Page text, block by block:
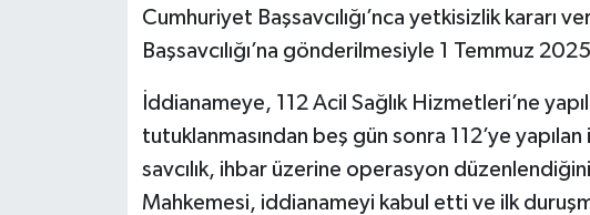
Cumhuriyet Başsavcılığı’nca yetkisizlik kararı
Başsavcılığı’na gönderilmesiyle 1 Temmuz
İddianameye, 112 Acil Sağlık Hizmetleri’ne
tutuklanmasından beş gün sonra 112’ye
savcılık, ihbar üzerine operasyon
Mahkemesi, iddianameyi kabul etti ve ilk